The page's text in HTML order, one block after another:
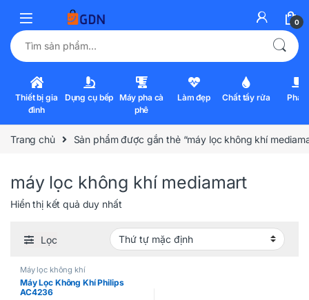
0
Tìm kiếm:
Thiết bị gia
đình
Dụng cụ bếp Máy pha cà
phê
Làm đẹp Chất tẩy rửa Pha
Trang chủ Sản phẩm được gắn thẻ “máy lọc không khí
máy lọc không khí mediamart
Hiển thị kết quả duy nhất
Lọc
Máy lọc không khí
Máy Lọc Không Khí Philips
AC4236